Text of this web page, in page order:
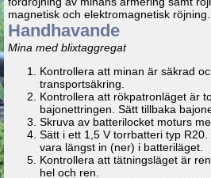
magnetisk och elektromagnetisk röjning.
Handhavande
Mina med blixtaggregat
Kontrollera att minan är säkrad
transportsäkring.
Kontrollera att rökpatronläget är
bajonettringen. Sätt tillbaka
Skruva av batterilocket moturs
Sätt i ett 1,5 V torrbatteri typ
vara längst in (ner) i batteriläget.
Kontrollera att tätningsläget är
hel och ren.